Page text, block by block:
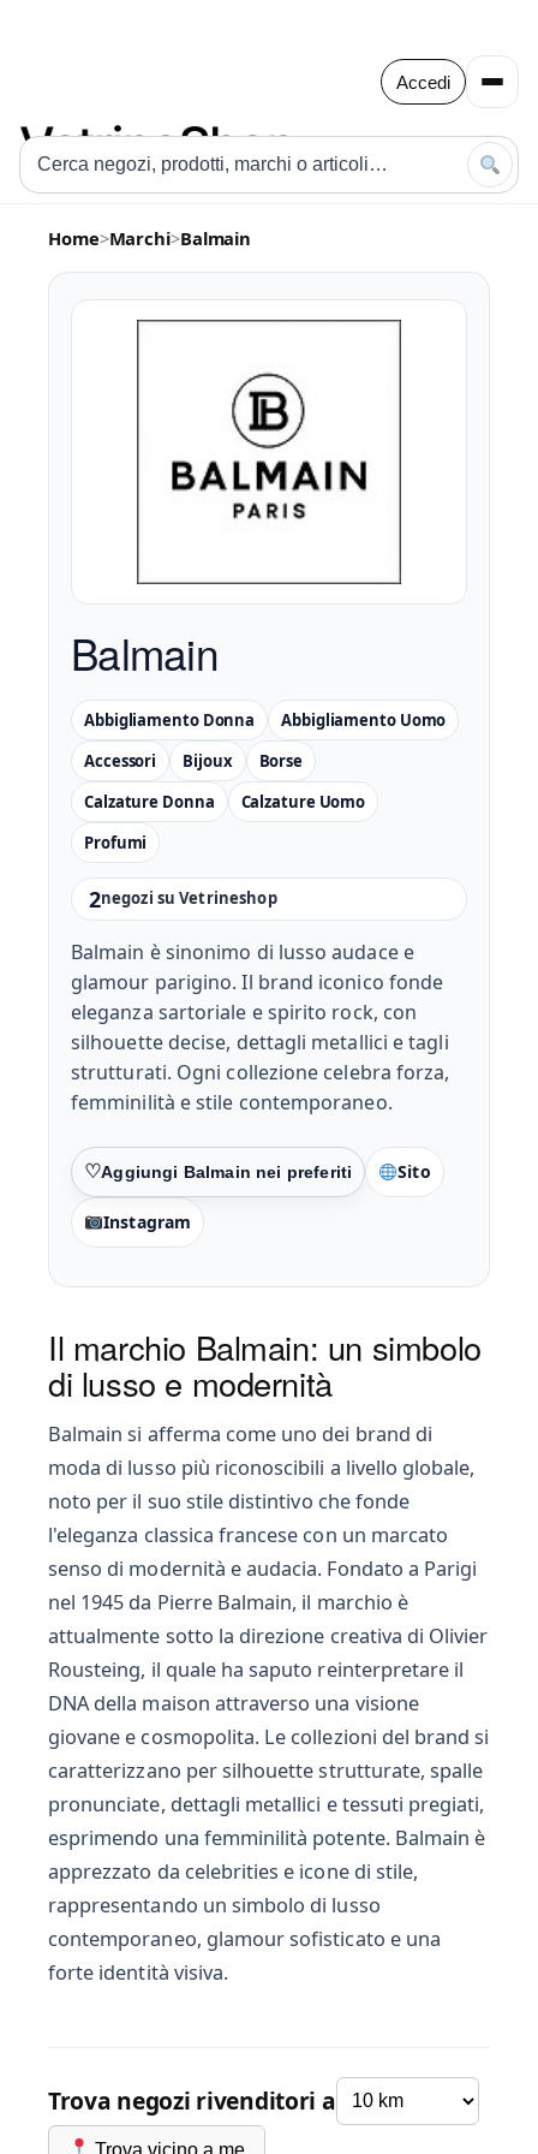
Accedi
Home>Marchi>Balmain
Balmain
2negozi su Vetrineshop
Abbigliamento Donna
Abbigliamento Uomo
Accessori
Bijoux
Borse
Calzature Donna
Calzature Uomo
Profumi
Balmain è sinonimo di lusso audace e
glamour parigino. Il brand iconico fonde
eleganza sartoriale e spirito rock, con
silhouette decise, dettagli metallici e tagli
strutturati. Ogni collezione celebra forza,
femminilità e stile contemporaneo.
Preferiti Sito
Instagram
Il marchio Balmain: un simbolo
di lusso e modernità
Balmain si afferma come uno dei brand di
moda di lusso più riconoscibili a livello globale,
noto per il suo stile distintivo che fonde
l'eleganza classica francese con un marcato
senso di modernità e audacia. Fondato a Parigi
nel 1945 da Pierre Balmain, il marchio è
attualmente sotto la direzione creativa di Olivier
Rousteing, il quale ha saputo reinterpretare il
DNA della maison attraverso una visione
giovane e cosmopolita. Le collezioni del brand si
caratterizzano per silhouette strutturate, spalle
pronunciate, dettagli metallici e tessuti pregiati,
esprimendo una femminilità potente. Balmain è
apprezzato da celebrities e icone di stile,
rappresentando un simbolo di lusso
contemporaneo, glamour sofisticato e una
forte identità visiva.
Trova negozi rivenditori a
Trova vicino a me